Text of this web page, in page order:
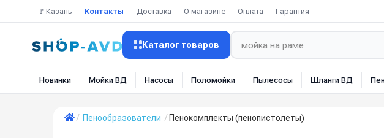
🚩Казань Контакты Доставка О магазине Оплата Гарантия
Каталог товаров
Новинки Мойки ВД Насосы Поломойки Пылесосы Шланги ВД
Пенообразователи Пенокомплекты (пенопистолеты)